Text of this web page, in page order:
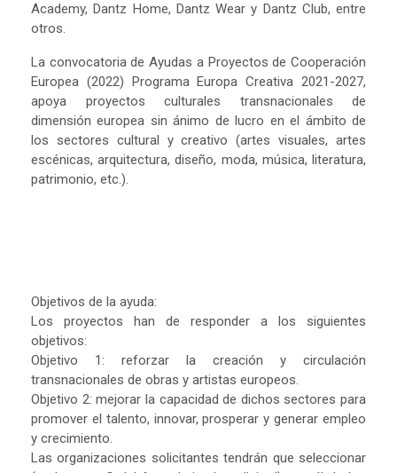
Academy, Dantz Home, Dantz Wear y Dantz Club, entre
otros.
La convocatoria de Ayudas a Proyectos de Cooperación
Europea (2022) Programa Europa Creativa 2021-2027,
apoya proyectos culturales transnacionales de
dimensión europea sin ánimo de lucro en el ámbito de
los sectores cultural y creativo (artes visuales, artes
escénicas, arquitectura, diseño, moda, música, literatura,
patrimonio, etc.).
Objetivos de la ayuda:
Los proyectos han de responder a los siguientes
objetivos:
Objetivo 1: reforzar la creación y circulación
transnacionales de obras y artistas europeos.
Objetivo 2: mejorar la capacidad de dichos sectores para
promover el talento, innovar, prosperar y generar empleo
y crecimiento.
Las organizaciones solicitantes tendrán que seleccionar